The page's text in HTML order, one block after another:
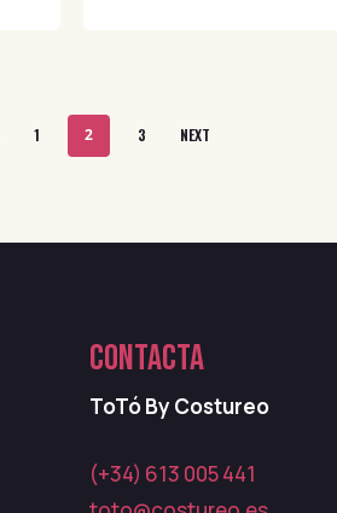
1 2 3 NEXT
CONTACTA
ToTó By Costureo
(+34) 613 005 441